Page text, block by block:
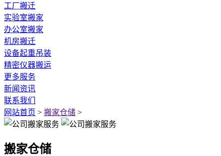
工厂搬迁
实验室搬家
办公室搬家
机房搬迁
设备起重吊装
精密仪器搬运
更多服务
新闻资讯
联系我们
网站首页 > 搬家仓储 >
搬家仓储